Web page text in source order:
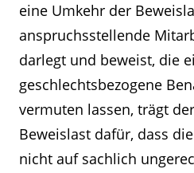
eine Umkehr der
anspruchsstellende
darlegt und beweist, die
geschlechtsbezogene
vermuten lassen, trägt
Beweislast dafür, dass
nicht auf sachlich